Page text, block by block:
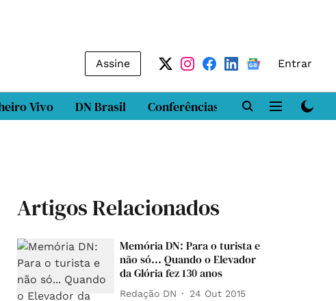
Assine Entrar
Vivo DN Brasil Conferências DN LAB
Artigos Relacionados
Memória DN: Para o turista e
não só... Quando o Elevador
da Glória fez 130 anos
Redação DN 24 Out 2015